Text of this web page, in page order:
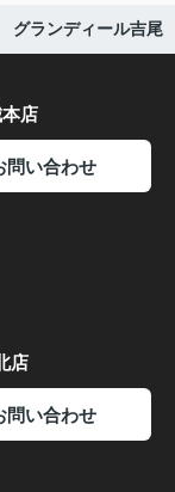
グランディール吉尾
店
問い合わせ
店
問い合わせ